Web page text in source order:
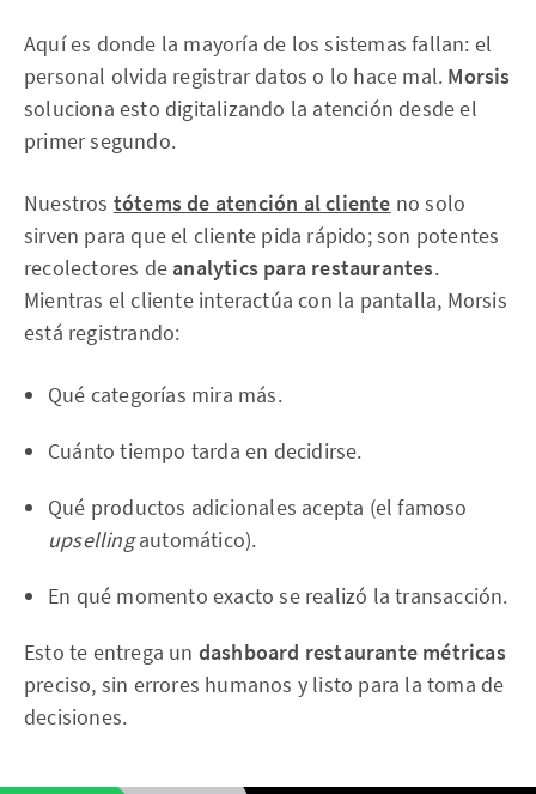
Aquí es donde la mayoría de los sistemas fallan: el
personal olvida registrar datos o lo hace mal. Morsis
soluciona esto digitalizando la atención desde el
primer segundo.
Nuestros tótems de atención al cliente no solo
sirven para que el cliente pida rápido; son potentes
recolectores de analytics para restaurantes.
Mientras el cliente interactúa con la pantalla, Morsis
está registrando:
Qué categorías mira más.
Cuánto tiempo tarda en decidirse.
Qué productos adicionales acepta (el famoso
upsellingautomático).
En qué momento exacto se realizó la transacción.
Esto te entrega un dashboard restaurante métricas
preciso, sin errores humanos y listo para la toma de
decisiones.